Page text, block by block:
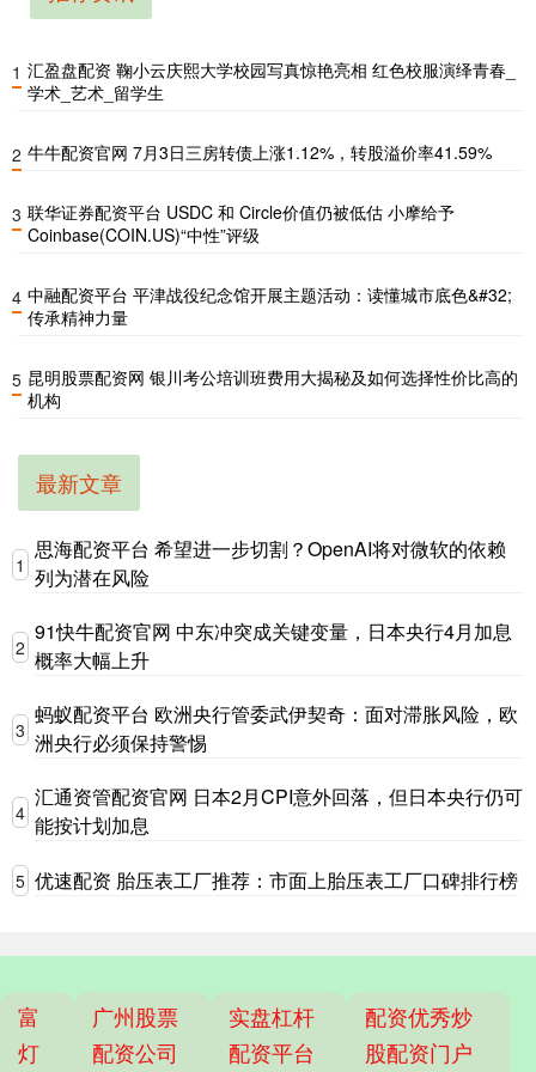
1 汇盈盘配资 鞠小云庆熙大学校园写真惊艳亮相 红色校服演绎青春_
学术_艺术_留学生
2 牛牛配资官网 7月3日三房转债上涨1.12%，转股溢价率41.59%
3 联华证券配资平台 USDC 和 Circle价值仍被低估 小摩给予
Coinbase(COIN.US)“中性”评级
4 中融配资平台 平津战役纪念馆开展主题活动：读懂城市底色&#32;
传承精神力量
5 昆明股票配资网 银川考公培训班费用大揭秘及如何选择性价比高的
机构
最新文章
1
思海配资平台 希望进一步切割？OpenAI将对微软的依赖
列为潜在风险
2
91快牛配资官网 中东冲突成关键变量，日本央行4月加息
概率大幅上升
3
蚂蚁配资平台 欧洲央行管委武伊契奇：面对滞胀风险，欧
洲央行必须保持警惕
4
汇通资管配资官网 日本2月CPI意外回落，但日本央行仍可
能按计划加息
5 优速配资 胎压表工厂推荐：市面上胎压表工厂口碑排行榜
富
灯
广州股票
配资公司
实盘杠杆
配资平台
配资优秀炒
股配资门户